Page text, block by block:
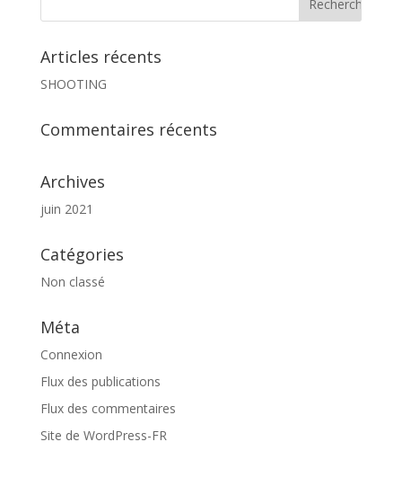
Articles récents
SHOOTING
Commentaires récents
Archives
juin 2021
Catégories
Non classé
Méta
Connexion
Flux des publications
Flux des commentaires
Site de WordPress-FR